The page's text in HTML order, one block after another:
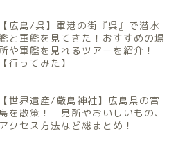
【広島/呉】軍港の街『呉』で潜水
と軍艦を見てきた！おすすめの場
所や軍艦を見れるツアーを紹介！
【行ってみた】
【世界遺産/厳島神社】広島県の宮
島を散策！ 見所やおいしいもの、
アクセス方法など総まとめ！